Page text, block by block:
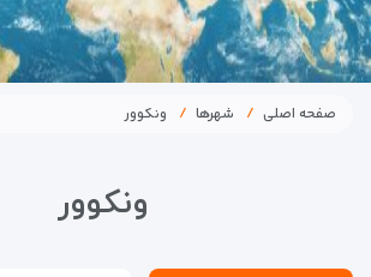
صفحه اصلی شهرها ونکوور
ونکوور